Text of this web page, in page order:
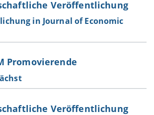
Veröffentlichung
in Journal of Economic
Promovierende
Veröffentlichung